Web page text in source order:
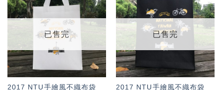
加入
「願
望輕
已售完
2017 NTU手繪風不織布袋
加入
「願
望輕
單」
已售完
2017 NTU手繪風不織布袋